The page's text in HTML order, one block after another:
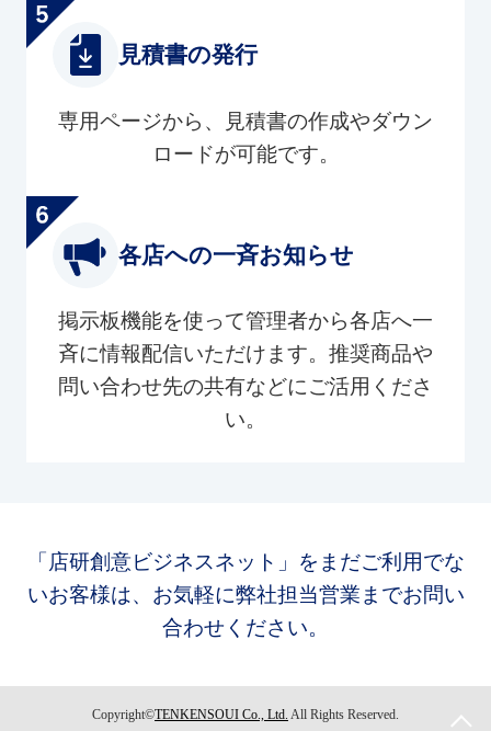
見積書の発行
専用ページから、見積書の作成やダウン
ロードが可能です。
各店への一斉お知らせ
掲示板機能を使って管理者から各店へ一
斉に情報配信いただけます。推奨商品や
問い合わせ先の共有などにご活用くださ
い。
「店研創意ビジネスネット」をまだご利用でな
いお客様は、お気軽に弊社担当営業までお問い
合わせください。
Copyright©TENKENSOUI Co., Ltd. All Rights Reserved.